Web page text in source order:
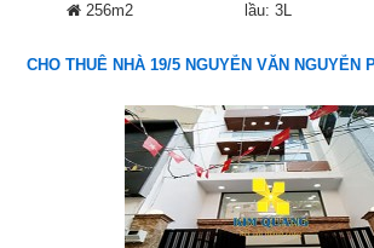
256m2
lầu: 3L
CHO THUÊ NHÀ 19/5 NGUYỄN VĂN NGUYỄN